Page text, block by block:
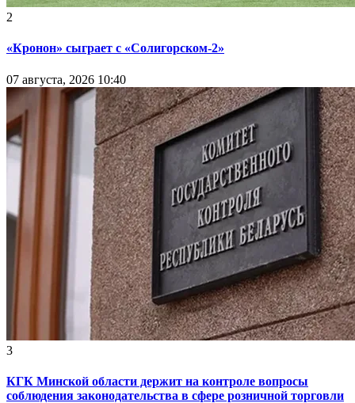
2
«Кронон» сыграет с «Солигорском-2»
07 августа, 2026 10:40
3
КГК Минской области держит на контроле вопросы
соблюдения законодательства в сфере розничной торговли